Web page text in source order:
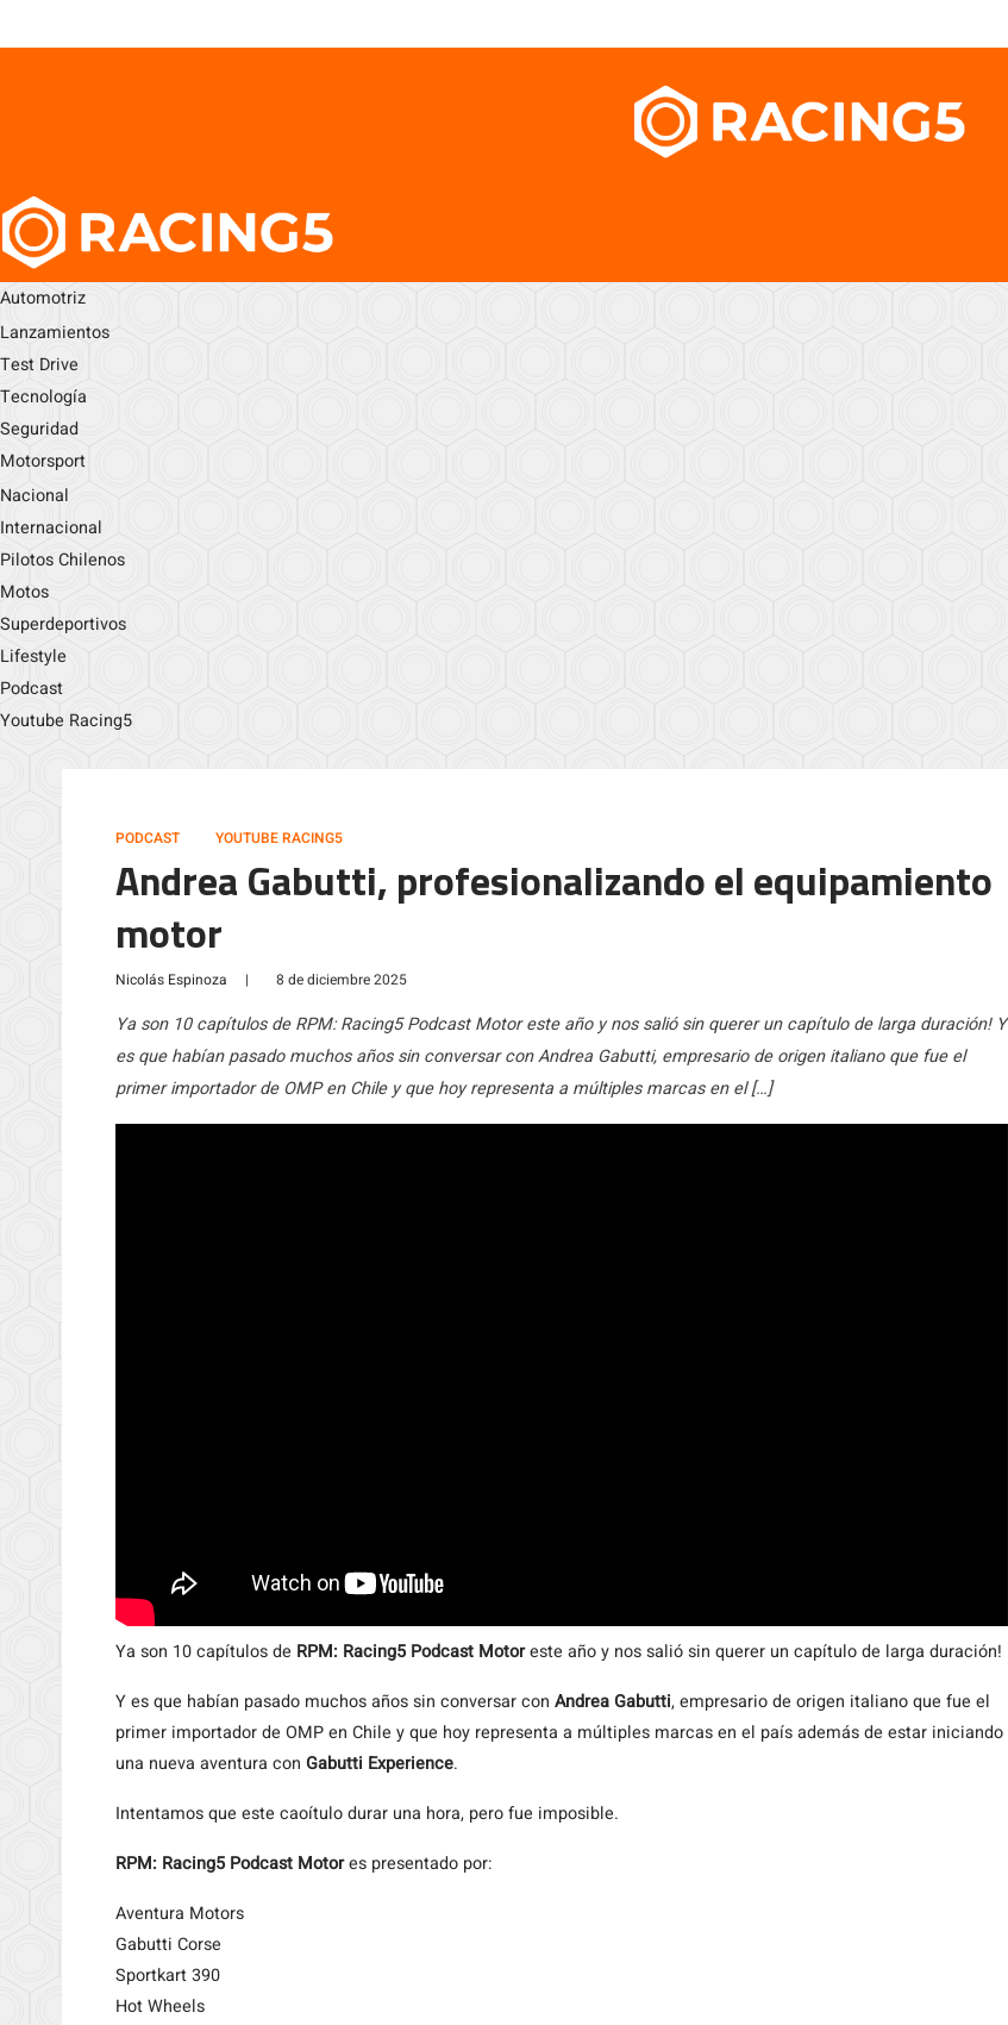
Automotriz
Lanzamientos
Test Drive
Tecnología
Seguridad
Motorsport
Nacional
Internacional
Pilotos Chilenos
Motos
Superdeportivos
Lifestyle
Podcast
Youtube Racing5
PODCAST YOUTUBE RACING5
Andrea Gabutti, profesionalizando el equipamiento
motor
Nicolás Espinoza | 8 de diciembre 2025
Ya son 10 capítulos de RPM: Racing5 Podcast Motor este año y nos salió sin querer un capítulo de larga duración! Y
es que habían pasado muchos años sin conversar con Andrea Gabutti, empresario de origen italiano que fue el
primer importador de OMP en Chile y que hoy representa a múltiples marcas en el […]
Ya son 10 capítulos de RPM: Racing5 Podcast Motoreste año y nos salió sin querer un capítulo de larga duración!
Y es que habían pasado muchos años sin conversar con Andrea Gabutti, empresario de origen italiano que fue el
primer importador de OMP en Chile y que hoy representa a múltiples marcas en el país además de estar iniciando
una nueva aventura con Gabutti Experience.
Intentamos que este caoítulo durar una hora, pero fue imposible.
RPM: Racing5 Podcast Motores presentado por:
Aventura Motors
Gabutti Corse
Sportkart 390
Hot Wheels